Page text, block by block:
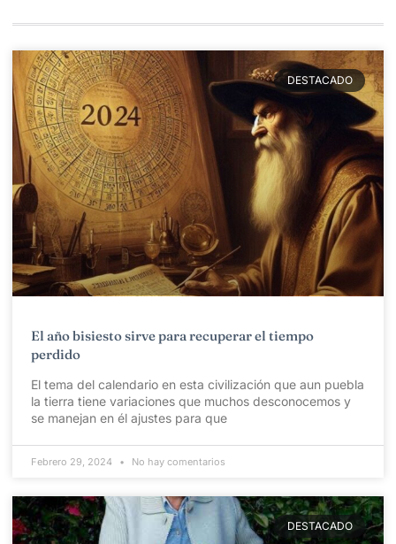
DESTACADO
El año bisiesto sirve para recuperar el tiempo
perdido
El tema del calendario en esta civilización que aun puebla
la tierra tiene variaciones que muchos desconocemos y
se manejan en él ajustes para que
Febrero 29, 2024 No hay comentarios
DESTACADO